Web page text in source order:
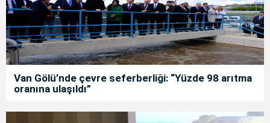
Van Gölü’nde çevre seferberliği: “Yüzde 98 arıtma
oranına ulaşıldı”